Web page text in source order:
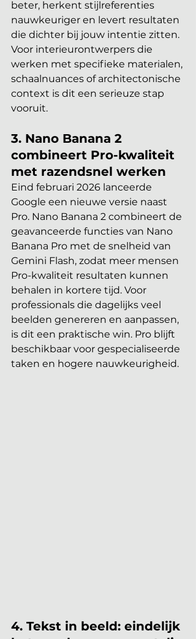
beter, herkent stijlreferenties
nauwkeuriger en levert resultaten
die dichter bij jouw intentie zitten.
Voor interieurontwerpers die
werken met specifieke materialen,
schaalnuances of architectonische
context is dit een serieuze stap
vooruit.
3. Nano Banana 2
combineert Pro-kwaliteit
met razendsnel werken
Eind februari 2026 lanceerde
Google een nieuwe versie naast
Pro. Nano Banana 2 combineert de
geavanceerde functies van Nano
Banana Pro met de snelheid van
Gemini Flash, zodat meer mensen
Pro-kwaliteit resultaten kunnen
behalen in kortere tijd. Voor
professionals die dagelijks veel
beelden genereren en aanpassen,
is dit een praktische win. Pro blijft
beschikbaar voor gespecialiseerde
taken en hogere nauwkeurigheid.
4. Tekst in beeld: eindelijk